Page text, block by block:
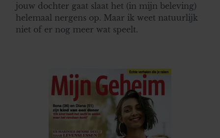
jouw dochter gaat slaat het (in mijn beleving)
helemaal nergens op. Maar ik weet natuurlijk
niet of er nog meer wat speelt.